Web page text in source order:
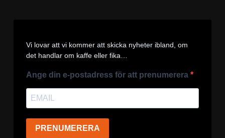
Vi lovar att vi kommer att skicka nyheter ibland, om
det handlar om kaffe eller fika…
Ange din e-postadress för att prenumerera
PRENUMERERA